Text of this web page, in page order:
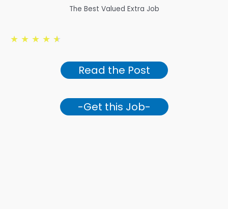
The Best Valued Extra Job
★ ★ ★ ★ ★
Read the Post
-Get this Job-